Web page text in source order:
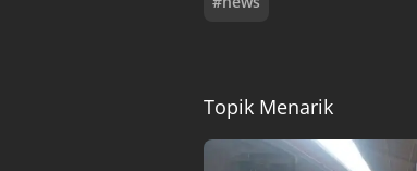
Topik Menarik